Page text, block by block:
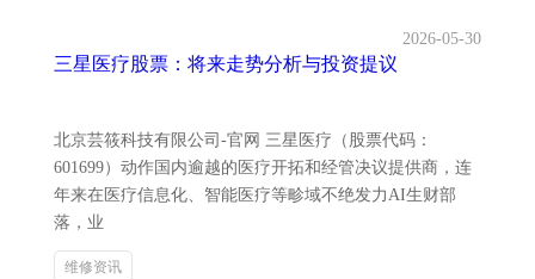
三星医疗股票：将来走势分析与投资提议
2026-05-30
北京芸筱科技有限公司-官网 三星医疗（股票代码：
601699）动作国内逾越的医疗开拓和经管决议提供商，连
年来在医疗信息化、智能医疗等畛域不绝发力AI生财部
落，业
维修资讯